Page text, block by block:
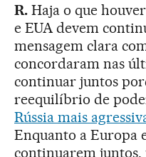
R. Haja o que
e EUA devem
mensagem clara
concordaram nas
continuar juntos
reequilíbrio de
Rússia mais
Enquanto a Europa
continuarem